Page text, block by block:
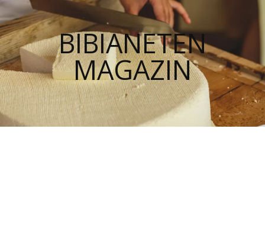
BIBIANETEN
MAGAZIN